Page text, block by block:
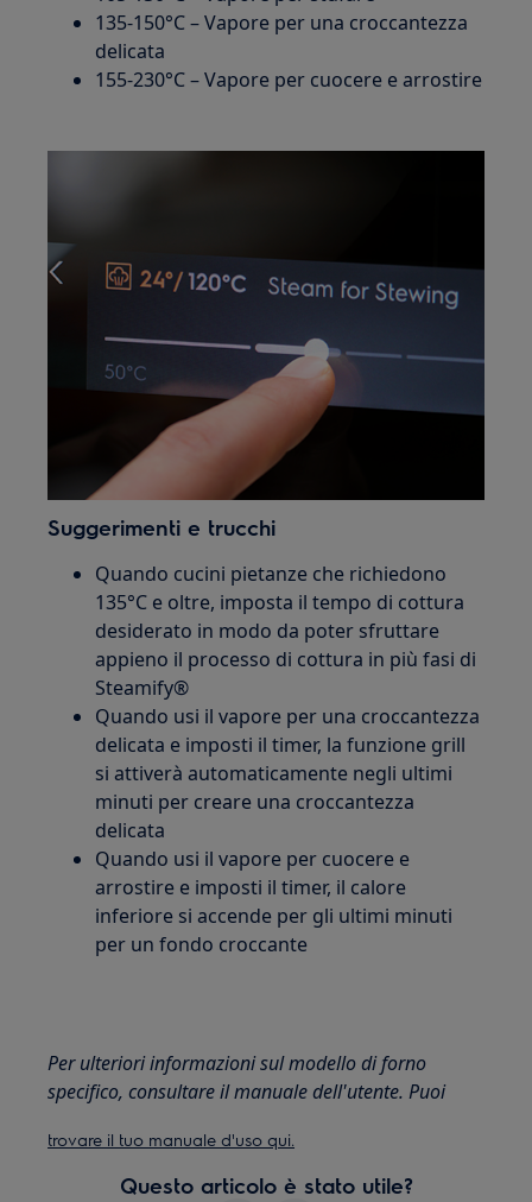
135-150°C – Vapore per una croccantezza
delicata
155-230°C – Vapore per cuocere e arrostire
Suggerimenti e trucchi
Quando cucini pietanze che richiedono
135°C e oltre, imposta il tempo di cottura
desiderato in modo da poter sfruttare
appieno il processo di cottura in più fasi di
Steamify®
Quando usi il vapore per una croccantezza
delicata e imposti il timer, la funzione grill
si attiverà automaticamente negli ultimi
minuti per creare una croccantezza
delicata
Quando usi il vapore per cuocere e
arrostire e imposti il timer, il calore
inferiore si accende per gli ultimi minuti
per un fondo croccante
Per ulteriori informazioni sul modello di forno
specifico, consultare il manuale dell'utente. Puoi
trovare il tuo manuale d'uso qui.
Questo articolo è stato utile?